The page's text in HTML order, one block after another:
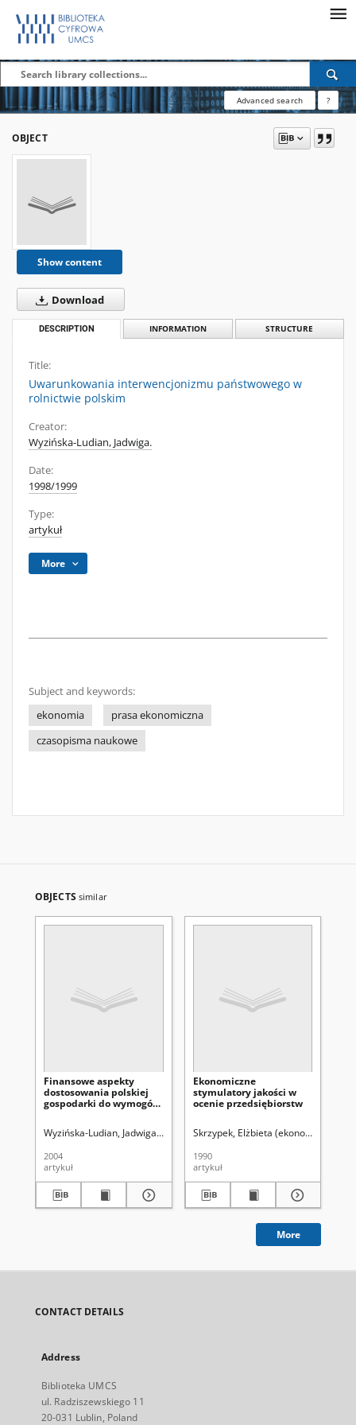
Advanced search ?
OBJECT
Show content
Download
DESCRIPTION INFORMATION STRUCTURE
Title:
Uwarunkowania interwencjonizmu państwowego w
rolnictwie polskim
Creator:
Wyzińska-Ludian, Jadwiga.
Date:
1998/1999
Type:
artykuł
More
Subject and keywords:
ekonomia
prasa ekonomiczna
czasopisma naukowe
OBJECTS similar
Finansowe aspekty
dostosowania polskiej
gospodarki do wymogów
Wyzińska-Ludian, Jadwiga. Wich, Urszula. Redaktor sekcji
2004
artykuł
Ekonomiczne
stymulatory jakości w
ocenie przedsiębiorstw
Skrzypek, Elżbieta (ekonomia).
1990
artykuł
More
CONTACT DETAILS
Address
Biblioteka UMCS
ul. Radziszewskiego 11
20-031 Lublin, Poland